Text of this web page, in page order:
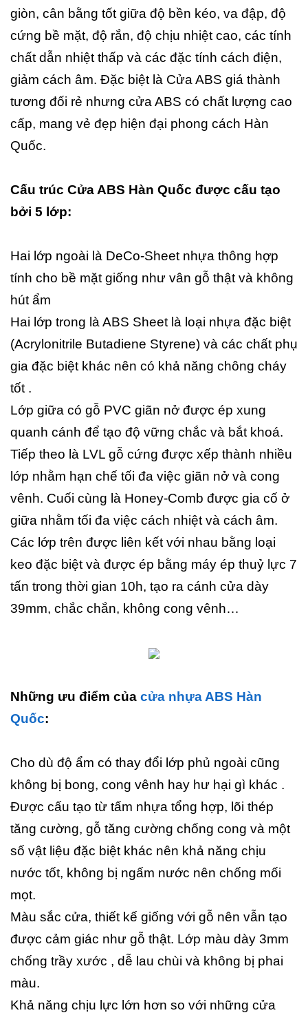
giòn, cân bằng tốt giữa độ bền kéo, va đập, độ
cứng bề mặt, độ rắn, độ chịu nhiệt cao, các tính
chất dẫn nhiệt thấp và các đặc tính cách điện,
giảm cách âm. Đặc biệt là Cửa ABS giá thành
tương đối rẻ nhưng cửa ABS có chất lượng cao
cấp, mang vẻ đẹp hiện đại phong cách Hàn
Quốc.
Cấu trúc Cửa ABS Hàn Quốc được cấu tạo
bởi 5 lớp:
Hai lớp ngoài là DeCo-Sheet nhựa thông hợp
tính cho bề mặt giống như vân gỗ thật và không
hút ẩm
Hai lớp trong là ABS Sheet là loại nhựa đặc biệt
(Acrylonitrile Butadiene Styrene) và các chất phụ
gia đặc biệt khác nên có khả năng chông cháy
tốt .
Lớp giữa có gỗ PVC giãn nở được ép xung
quanh cánh để tạo độ vững chắc và bắt khoá.
Tiếp theo là LVL gỗ cứng được xếp thành nhiều
lớp nhằm hạn chế tối đa việc giãn nở và cong
vênh. Cuối cùng là Honey-Comb được gia cố ở
giữa nhằm tối đa việc cách nhiệt và cách âm.
Các lớp trên được liên kết với nhau bằng loại
keo đặc biệt và được ép bằng máy ép thuỷ lực 7
tấn trong thời gian 10h, tạo ra cánh cửa dày
39mm, chắc chắn, không cong vênh…
Những ưu điểm của cửa nhựa ABS Hàn
Quốc:
Cho dù độ ẩm có thay đổi lớp phủ ngoài cũng
không bị bong, cong vênh hay hư hại gì khác .
Được cấu tạo từ tấm nhựa tổng hợp, lõi thép
tăng cường, gỗ tăng cường chống cong và một
số vật liệu đặc biệt khác nên khả năng chịu
nước tốt, không bị ngấm nước nên chống mối
mọt.
Màu sắc cửa, thiết kế giống với gỗ nên vẫn tạo
được cảm giác như gỗ thật. Lớp màu dày 3mm
chống trầy xước , dễ lau chùi và không bị phai
màu.
Khả năng chịu lực lớn hơn so với những cửa